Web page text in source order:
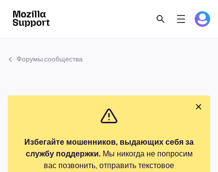
Форумы сообщества
Избегайте мошенников, выдающих себя за
службу поддержки.Мы никогда не попросим
вас позвонить, отправить текстовое